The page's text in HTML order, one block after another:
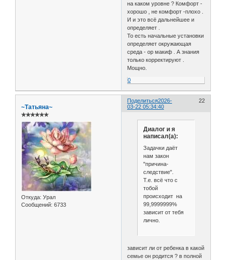
на каком уровне ? Комфорт -
хорошо , не комфорт -плохо .
И и это всё дальнейшее и
определяет .
То есть начальные установки
определяет окружающая
среда - ор макиф . А знания
только корректируют .
Мощно.
0
Поделиться 22
2026-
03-22 05:34:40
~Татьяна~
✯✯✯✯✯✯
Откуда: Урал
Сообщений: 6733
Диалог и я
написал(а):
Задачки даёт
нам закон
"причина-
следствие".
Т.е. всё что с
тобой
происходит на
99,9999999%
зависит от тебя
лично.
зависит ли от ребенка в какой
семье он родится ? в полной